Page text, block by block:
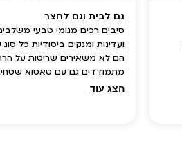
גם לבית וגם לחצר
סיבים רכים מגומי טבעי
ועדינות ומנקים ביסודיות כל
הם לא משאירים שריטות על
מתמודדים גם עם טאטוא
לבית.
הצג עוד